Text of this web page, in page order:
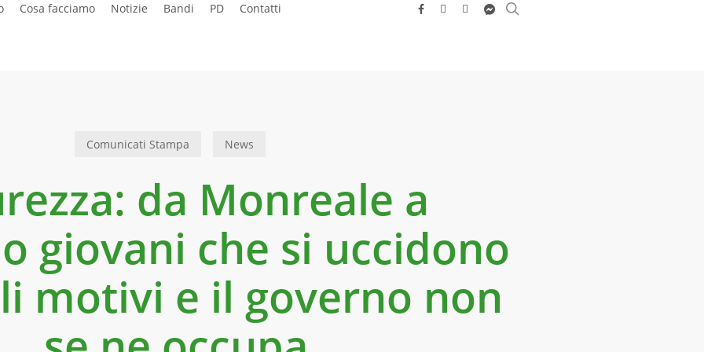
Cosa facciamo Notizie Bandi PD Contatti facebook
youtubeinstagram
messenger
Comunicati Stampa News
da Monreale a
giovani che si uccidono
motivi e il governo non